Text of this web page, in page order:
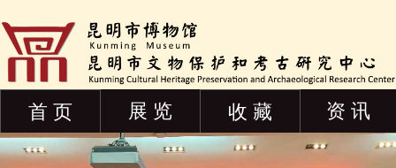
首 页 展 览 收 藏 资 讯